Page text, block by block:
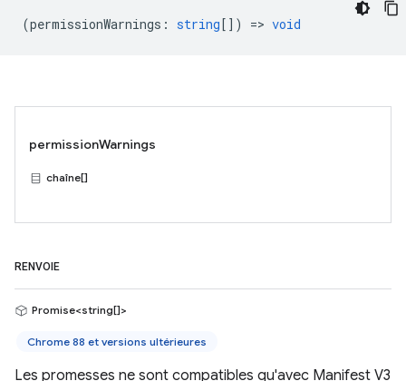
(permissionWarnings : string[]) => void
permissionWarnings
chaîne[]
RENVOIE
Promise<string[]>
Chrome 88 et versions ultérieures
Les promesses ne sont compatibles qu'avec Manifest V3